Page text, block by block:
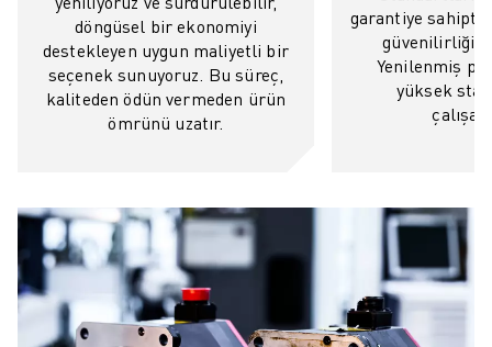
ELEKTRIKLI ARAÇLAR
ELEKTRONIK
YIYECEK VE IÇECEK
MEDIKAL
TÜM UYGULAMALAR
5 EKSEN IŞLEME
ARK KAYNAĞI
BIRLEŞTIRME
CNC TAŞLAMA
döngüsel bir ekonomiyi
destekleyen uygun maliyetli bir
seçenek sunuyoruz. Bu süreç,
kaliteden ödün vermeden ürün
ömrünü uzatır.
garantiye
güvenilirliği
Yenilenmiş
yüksek